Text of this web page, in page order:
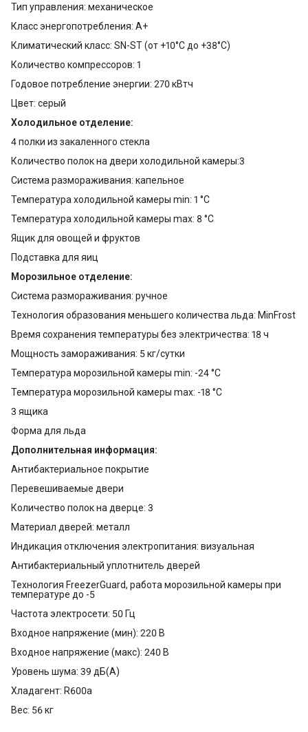
Тип управления: механическое
Класс энергопотребления: A+
Климатический класс: SN-ST (от +10°С до +38°С)
Количество компрессоров: 1
Годовое потребление энергии: 270 кВтч
Цвет: серый
Холодильное отделение:
4 полки из закаленного стекла
Количество полок на двери холодильной камеры:3
Система размораживания: капельное
Температура холодильной камеры min: 1 °С
Температура холодильной камеры max: 8 °С
Ящик для овощей и фруктов
Подставка для яиц
Морозильное отделение:
Система размораживания: ручное
Технология образования меньшего количества льда: MinFrost
Время сохранения температуры без электричества: 18 ч
Мощность замораживания: 5 кг/сутки
Температура морозильной камеры min: -24 °С
Температура морозильной камеры max: -18 °С
3 ящика
Форма для льда
Дополнительная информация:
Антибактериальное покрытие
Перевешиваемые двери
Количество полок на дверце: 3
Материал дверей: металл
Индикация отключения электропитания: визуальная
Антибактериальный уплотнитель дверей
Технология FreezerGuard, работа морозильной камеры при
температуре до -5
Частота электросети: 50 Гц
Входное напряжение (мин): 220 В
Входное напряжение (макс): 240 В
Уровень шума: 39 дБ(А)
Хладагент: R600a
Вес: 56 кг